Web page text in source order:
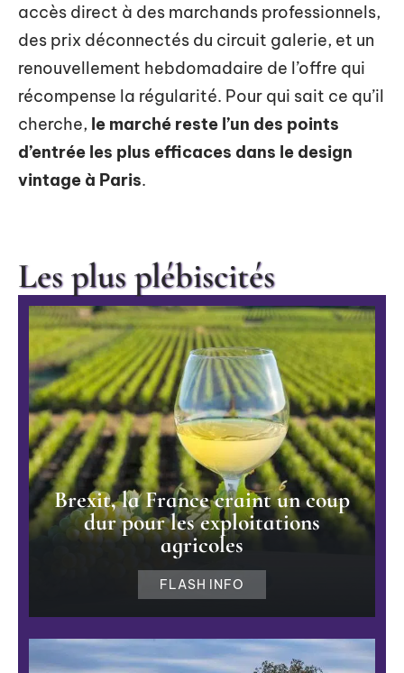
accès direct à des marchands professionnels,
des prix déconnectés du circuit galerie, et un
renouvellement hebdomadaire de l’offre qui
récompense la régularité. Pour qui sait ce qu’il
cherche, le marché reste l’un des points
d’entrée les plus efficaces dans le design
vintage à Paris.
Les plus plébiscités
Brexit, la France craint un coup
dur pour les exploitations
agricoles
FLASH INFO